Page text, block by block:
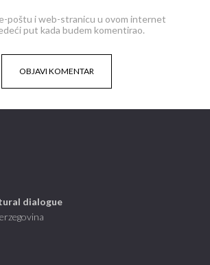
poštu i web-stranicu u ovom internet
put kada budem komentirao.
dialogue